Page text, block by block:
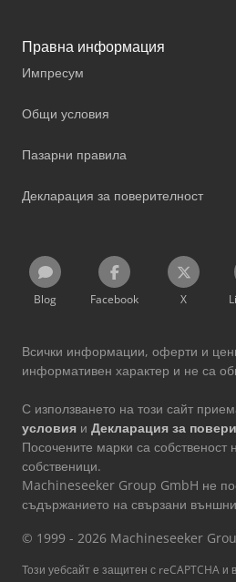
Правна информация
Импресум
Общи условия
Пазарни правила
Декларация за поверителност
Blog Facebook X
Всички информации, оферти и
информативен характер и не са
С използването на този сайт
условия и Декларация за
Посочените марки са собственост
собственици.
Machineseeker Group GmbH не
съдържанието на свързани
© 1999 - 2026 Machineseeker
Този уебсайт е защитен с reCAPTCHA и